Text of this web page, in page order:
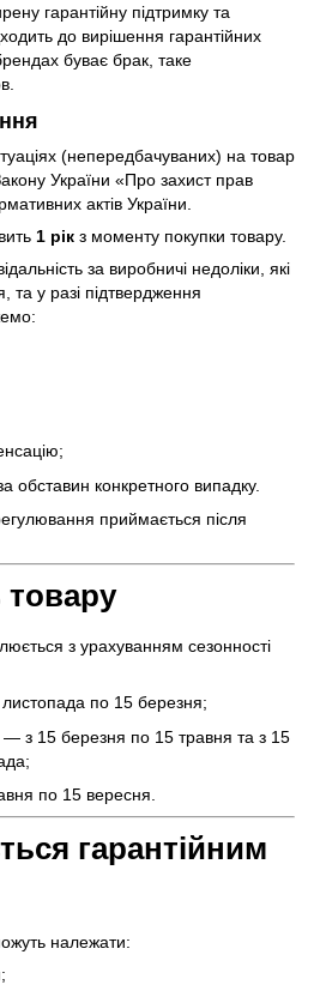
гарантійну підтримку та
до вирішення гарантійних
буває брак, таке
(непередбачуваних) на товар
України «Про захист прав
актів України.
1 рік з моменту покупки товару.
за виробничі недоліки, які
та у разі підтвердження
обставин конкретного випадку.
приймається після
товару
з урахуванням сезонності
по 15 березня;
— з 15 березня по 15 травня та з 15
по 15 вересня.
гарантійним
належати: